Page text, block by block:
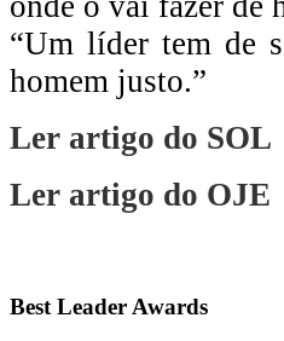
“Um líder tem de
homem justo.”
Ler artigo do SOL
Ler artigo do OJE
Best Leader Awards